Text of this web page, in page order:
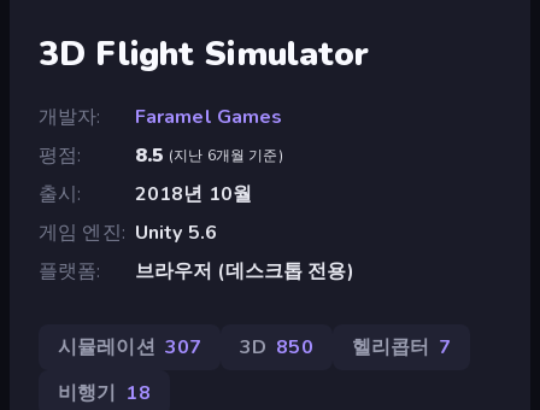
3D Flight Simulator
개발자
Faramel Games
평점
8.5 (지난 6개월 기준)
출시
2018년 10월
게임 엔진
Unity 5.6
플랫폼
브라우저 (데스크톱 전용)
시뮬레이션 307 3D 850 헬리콥터 7
비행기 18